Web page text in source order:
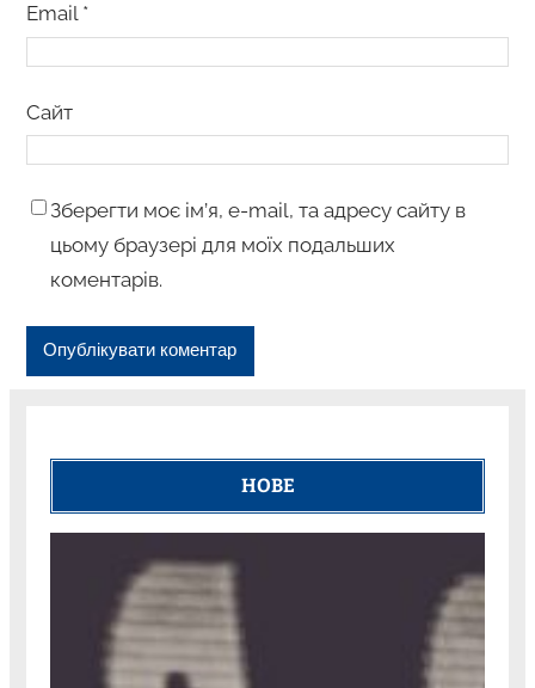
Email *
Сайт
Зберегти моє ім’я, e-mail, та адресу сайту в
цьому браузері для моїх подальших
коментарів.
НОВЕ